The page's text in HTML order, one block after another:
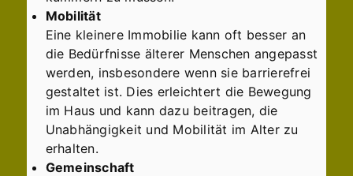
Mobilität
Eine kleinere Immobilie kann oft besser an
die Bedürfnisse älterer Menschen angepasst
werden, insbesondere wenn sie barrierefrei
gestaltet ist. Dies erleichtert die Bewegung
im Haus und kann dazu beitragen, die
Unabhängigkeit und Mobilität im Alter zu
erhalten.
Gemeinschaft